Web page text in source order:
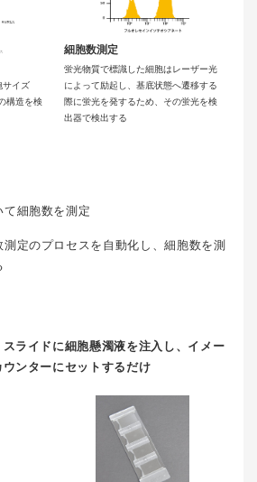
サイズ
構造を検
細胞数測定
蛍光物質で標識した細胞はレーザー光
によって励起し、基底状態へ遷移する
際に蛍光を発するため、その蛍光を検
出器で検出する
細胞数を測定
定のプロセスを自動化し、細胞数を測
ライドに細胞懸濁液を注入し、イメー
ンターにセットするだけ